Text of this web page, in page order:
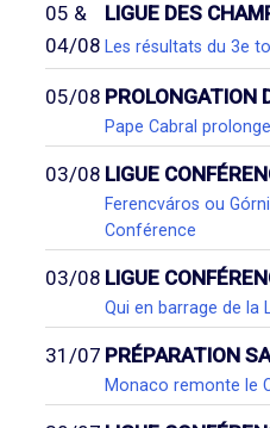
05 &
04/08
LIGUE DES
Les résultats du 3e
05/08 PROLONGATION
Pape Cabral
03/08 LIGUE
Ferencváros ou
Conférence
03/08 LIGUE
Qui en barrage de la
31/07 PRÉPARATION
Monaco remonte le